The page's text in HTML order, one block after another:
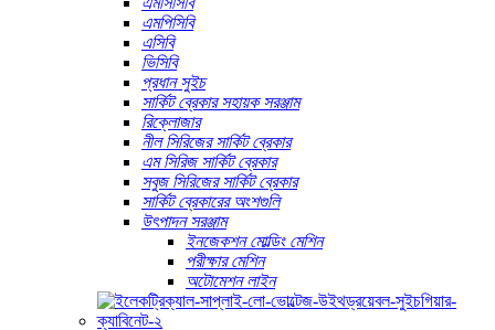
এমপিসিবি
এসিবি
ভিসিবি
প্রধান সুইচ
সার্কিট ব্রেকার সহায়ক সরঞ্জাম
রিক্লোজার
নীল সিরিজের সার্কিট ব্রেকার
এম সিরিজ সার্কিট ব্রেকার
সবুজ সিরিজের সার্কিট ব্রেকার
সার্কিট ব্রেকারের অংশগুলি
উৎপাদন সরঞ্জাম
ইনজেকশন মোল্ডিং মেশিন
পরীক্ষার মেশিন
অটোমেশন লাইন